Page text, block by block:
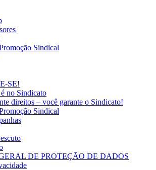
Sindical
SE!
no Sindicato
direitos – você garante o Sindicato!
Sindical
DE PROTEÇÃO DE DADOS